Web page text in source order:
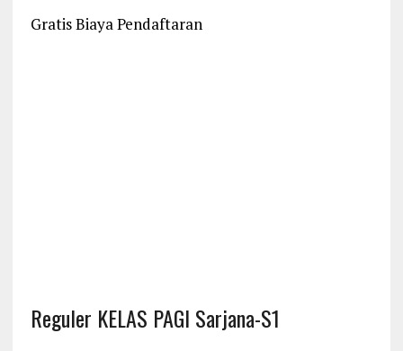
Gratis Biaya Pendaftaran
Reguler KELAS PAGI Sarjana-S1